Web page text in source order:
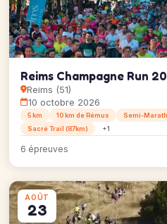
Reims Champagne Run
Reims (51)
10 octobre 2026
5 km 10 km de Rémus Semi-
Sacré Trail (87km)
+1
6 épreuves
AOÛT
23